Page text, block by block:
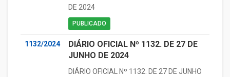
DE 2024
PUBLICADO
1132/2024
DIÁRIO OFICIAL Nº 1132. DE 27 DE
JUNHO DE 2024
DIÁRIO OFICIAL Nº 1132. DE 27 DE JUNHO